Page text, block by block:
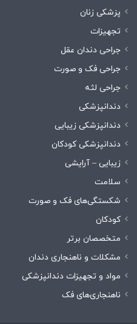
پزشکی زنان
تجهیزات
جراحی دندان عقل
جراحی فک و صورت
جراحی لثه
دندانپزشکی
دندانپزشکی زیبایی
دندانپزشکی کودکان
زیبایی – آرایشی
سلامت
شکستگی‌های فک و صورت
کودکان
متخصصان برتر
مشکلات و ناهنجاری دندان
مواد و تجهیزات دندانپزشکی
ناهنجاری‌های فک